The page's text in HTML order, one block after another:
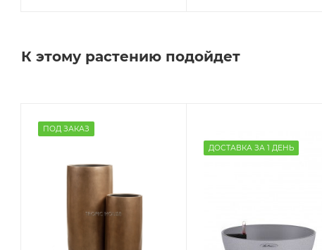
К этому растению подойдет
ПОД ЗАКАЗ
ДОСТАВКА ЗА 1 ДЕНЬ